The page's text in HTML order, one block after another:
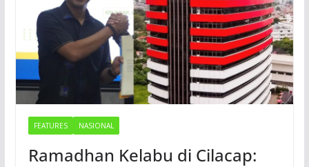
FEATURES NASIONAL
Ramadhan Kelabu di Cilacap: